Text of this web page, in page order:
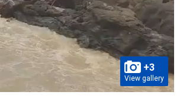
+3
View gallery